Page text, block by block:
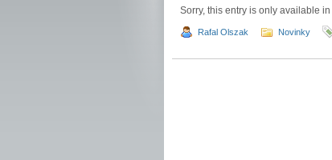
Sorry, this entry is only available in
Rafal Olszak Novinky